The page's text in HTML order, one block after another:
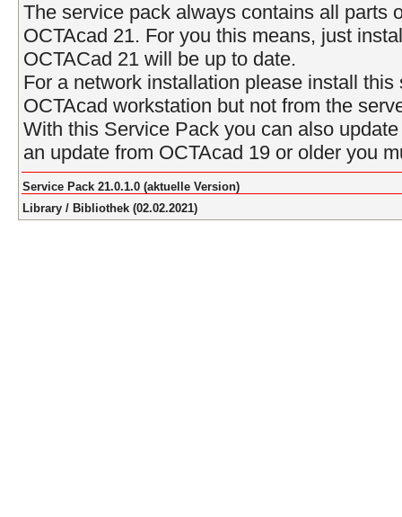
The service pack always contains all parts
OCTAcad 21. For you this means, just
OCTACad 21 will be up to date.
For a network installation please install
OCTAcad workstation but not from the
With this Service Pack you can also
an update from OCTAcad 19 or older you
Service Pack 21.0.1.0 (aktuelle Version)
Library / Bibliothek (02.02.2021)